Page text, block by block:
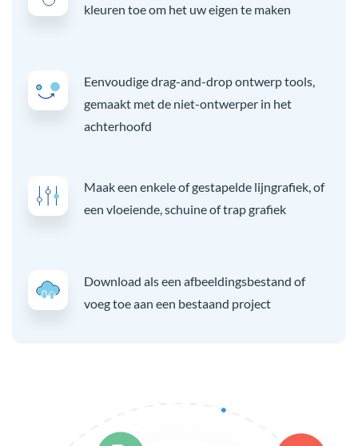
kleuren toe om het uw eigen te maken
Eenvoudige drag-and-drop ontwerp tools,
gemaakt met de niet-ontwerper in het
achterhoofd
Maak een enkele of gestapelde lijngrafiek, of
een vloeiende, schuine of trap grafiek
Download als een afbeeldingsbestand of
voeg toe aan een bestaand project